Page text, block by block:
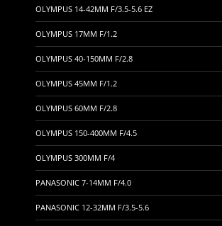
OLYMPUS 14-42MM F/3.5-5.6 EZ
OLYMPUS 17MM F/1.2
OLYMPUS 40-150MM F/2.8
OLYMPUS 45MM F/1.2
OLYMPUS 60MM F/2.8
OLYMPUS 150-400MM F/4.5
OLYMPUS 300MM F/4
PANASONIC 7-14MM F/4.0
PANASONIC 12-32MM F/3.5-5.6